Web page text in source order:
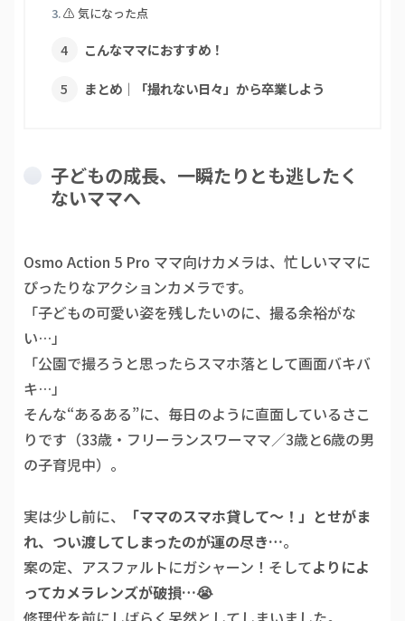
⚠️ 気になった点
こんなママにおすすめ！
まとめ｜「撮れない日々」から卒業しよう
子どもの成長、一瞬たりとも逃したく
ないママへ
Osmo Action 5 Pro ママ向けカメラは、忙しいママに
ぴったりなアクションカメラです。
「子どもの可愛い姿を残したいのに、撮る余裕がな
い…」
「公園で撮ろうと思ったらスマホ落として画面バキバ
キ…」
そんな“あるある”に、毎日のように直面しているさこ
りです（33歳・フリーランスワーママ／3歳と6歳の男
の子育児中）。
実は少し前に、
「ママのスマホ貸して〜！」とせがま
れ、つい渡してしまったのが運の尽き…。
案の定、アスファルトにガシャーン！そしてよりによ
ってカメラレンズが破損…😭